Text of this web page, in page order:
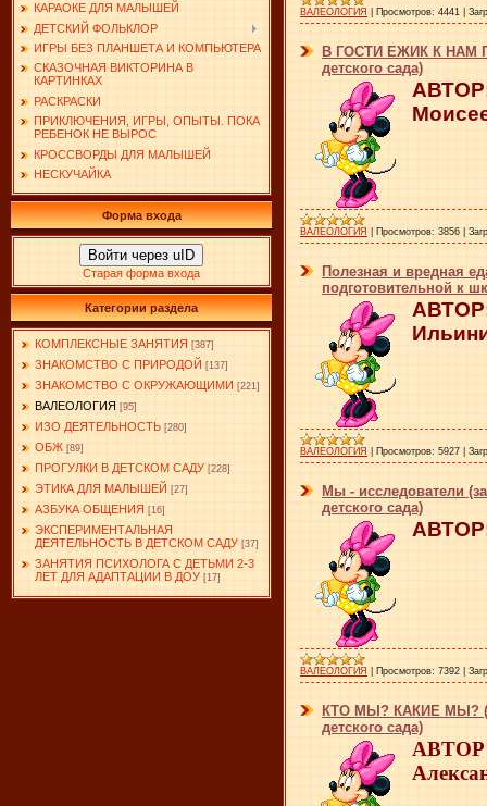
КАРАОКЕ ДЛЯ МАЛЫШЕЙ
ДЕТСКИЙ ФОЛЬКЛОР
ИГРЫ БЕЗ ПЛАНШЕТА И КОМПЬЮТЕРА
СКАЗОЧНАЯ ВИКТОРИНА В
КАРТИНКАХ
РАСКРАСКИ
ПРИКЛЮЧЕНИЯ, ИГРЫ, ОПЫТЫ. ПОКА
РЕБЕНОК НЕ ВЫРОС
КРОССВОРДЫ ДЛЯ МАЛЫШЕЙ
НЕСКУЧАЙКА
Форма входа
Войти через uID
Старая форма входа
Категории раздела
КОМПЛЕКСНЫЕ ЗАНЯТИЯ [387]
ЗНАКОМСТВО С ПРИРОДОЙ [137]
ЗНАКОМСТВО С ОКРУЖАЮЩИМИ [221]
ВАЛЕОЛОГИЯ [95]
ИЗО ДЕЯТЕЛЬНОСТЬ [280]
ОБЖ [89]
ПРОГУЛКИ В ДЕТСКОМ САДУ [228]
ЭТИКА ДЛЯ МАЛЫШЕЙ [27]
АЗБУКА ОБЩЕНИЯ [16]
ЭКСПЕРИМЕНТАЛЬНАЯ
ДЕЯТЕЛЬНОСТЬ В ДЕТСКОМ САДУ [37]
ЗАНЯТИЯ ПСИХОЛОГА С ДЕТЬМИ 2-3
ЛЕТ ДЛЯ АДАПТАЦИИ В ДОУ [17]
ВАЛЕОЛОГИЯ Просмотров: 4441
В ГОСТИ ЕЖИК К НАМ
детского сада)
ВАЛЕОЛОГИЯ Просмотров: 3856
Полезная и вредная
подготовительной к
ВАЛЕОЛОГИЯ Просмотров: 5927
Мы - исследователи
детского сада)
ВАЛЕОЛОГИЯ Просмотров: 7392
КТО МЫ? КАКИЕ МЫ?
детского сада)